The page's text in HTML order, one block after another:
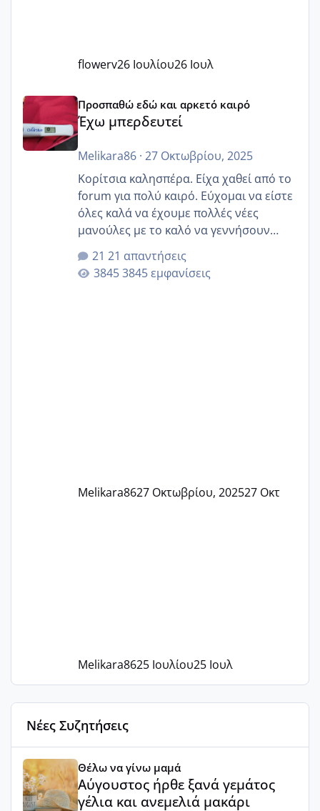
flowerv26 Ιουλίου26 Ιουλ
Έχω μπερδευτεί
Προσπαθώ εδώ και αρκετό καιρό
Έχω μπερδευτεί
Melikara86· 27 Οκτωβρίου, 2025
Κορίτσια καλησπέρα. Είχα χαθεί από το
forum για πολύ καιρό. Εύχομαι να είστε
όλες καλά να έχουμε πολλές νέες
μανούλες με το καλό να γεννήσουν
αυτές που ήδη περιμένουν. Να πάρουν
γερα μωράκια στην αγκαλίτσα τους
🙏🏼🙏🏼 Ας πάμε λοιπόν στο θέμα μου.
21 απαντήσεις
3845 εμφανίσεις
Melikara8627 Οκτωβρίου, 202527 Οκτ
Melikara8625 Ιουλίου25 Ιουλ
Νέες Συζητήσεις
Αύγουστος ήρθε ξανά γεμάτος γέλια και ανεμελιά
Θέλω να γίνω μαμά
Αύγουστος ήρθε ξανά γεμάτος
γέλια και ανεμελιά μακάρι